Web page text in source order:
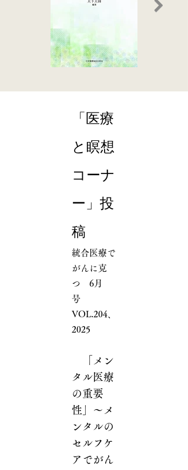
「医療
と瞑想
コーナ
ー」投
稿
統合医療で
がんに克
つ 6月
号
VOL.204、
2025
「メン
タル医療
の重要
性」～メ
ンタルの
セルフケ
アでがん